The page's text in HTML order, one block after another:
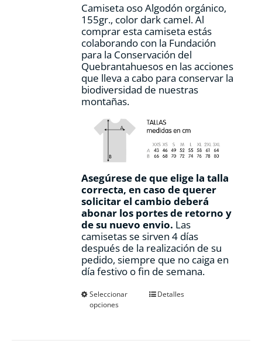
página
de
producto
Camiseta oso Algodón orgánico,
155gr., color dark camel. Al
comprar esta camiseta estás
colaborando con la Fundación
para la Conservación del
Quebrantahuesos en las acciones
que lleva a cabo para conservar la
biodiversidad de nuestras
montañas.
Asegúrese de que elige la talla
correcta, en caso de querer
solicitar el cambio deberá
abonar los portes de retorno y
de su nuevo envio. Las
camisetas se sirven 4 días
después de la realización de su
pedido, siempre que no caiga en
día festivo o fin de semana.
Seleccionar
opciones
EsteDetalles